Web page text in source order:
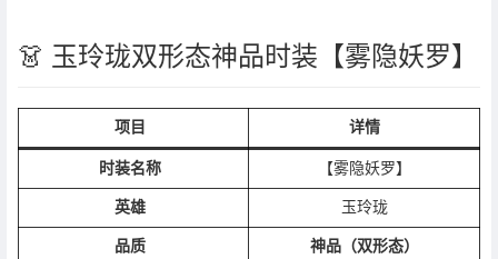
👗 玉玲珑双形态神品时装【雾隐妖罗】
项目 详情
时装名称 【雾隐妖罗】
英雄 玉玲珑
品质 神品（双形态）